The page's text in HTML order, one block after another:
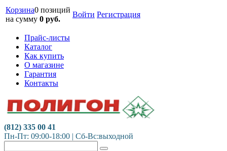
Корзина0 позиций
на сумму 0 руб.
Войти Регистрация
Прайс-листы
Каталог
Как купить
О магазине
Гарантия
Контакты
(812) 335 00 41
Пн-Пт: 09:00-18:00 | Сб-Вс:выходной